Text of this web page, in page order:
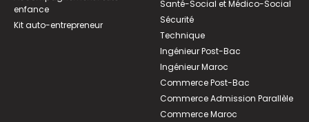
enfance
Kit auto-entrepreneur
Santé-Social et Médico-Social
Sécurité
Technique
Ingénieur Post-Bac
Ingénieur Maroc
Commerce Post-Bac
Commerce Admission Parallèle
Commerce Maroc